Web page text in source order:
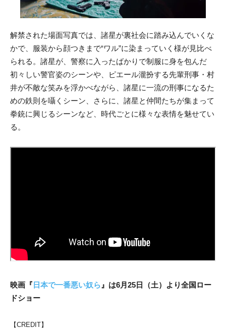
解禁された場面写真では、諸星が裏社会に踏み込んでいくな
かで、服装から顔つきまで“ワル”に染まっていく様が見比べ
られる。諸星が、警察に入ったばかりで制服に身を包んだ
初々しい警官姿のシーンや、ピエール瀧扮する先輩刑事・村
井が不敵な笑みを浮かべながら、諸星に一流の刑事になるた
めの鉄則を囁くシーン、さらに、諸星と仲間たちが集まって
拳銃に興じるシーンなど、時代ごとに様々な表情を魅せてい
る。
映画『 日本で一番悪い奴ら 』は6月25日（土）より全国ロー
ドショー
【CREDIT】